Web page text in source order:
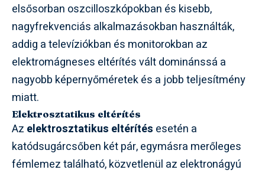
elsősorban oszcilloszkópokban és kisebb,
nagyfrekvenciás alkalmazásokban használták,
addig a televíziókban és monitorokban az
elektromágneses eltérítés vált dominánssá a
nagyobb képernyőméretek és a jobb teljesítmény
miatt.
Elektrosztatikus eltérítés
Az elektrosztatikus eltérítés esetén a
katódsugárcsőben két pár, egymásra merőleges
fémlemez található, közvetlenül az elektronágyú